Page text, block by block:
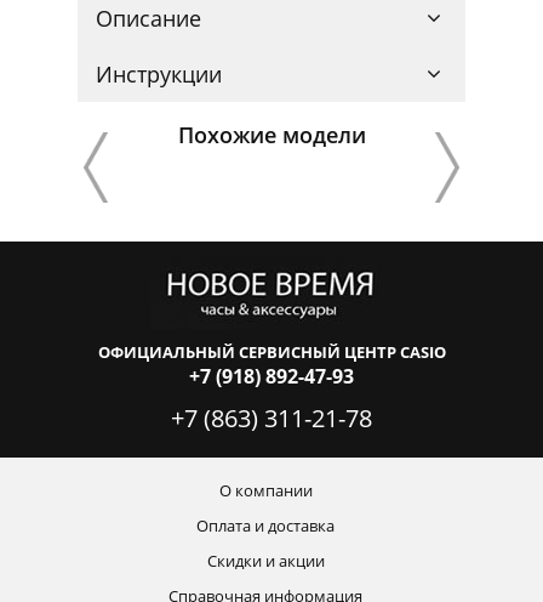
Описание
Инструкции
Похожие модели
ОФИЦИАЛЬНЫЙ СЕРВИСНЫЙ ЦЕНТР CASIO
+7 (918) 892-47-93
+7 (863) 311-21-78
О компании
Оплата и доставка
Скидки и акции
Справочная информация